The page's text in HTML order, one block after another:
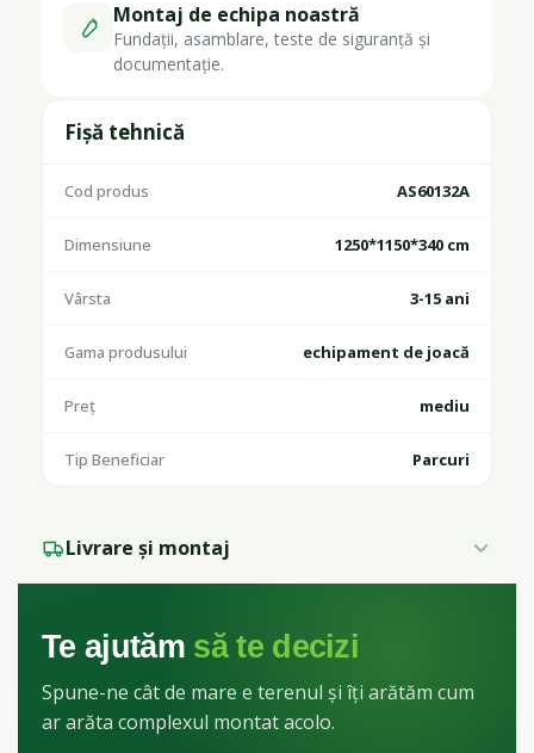
Montaj de echipa noastră
Fundații, asamblare, teste de siguranță și
documentație.
Fișă tehnică
Cod produs AS60132A
Dimensiune 1250*1150*340 cm
Vârsta 3-15 ani
Gama produsului echipament de joacă
Preț mediu
Tip Beneficiar Parcuri
Livrare și montaj
Te ajutăm să te decizi
Spune-ne cât de mare e terenul și îți arătăm cum
ar arăta complexul montat acolo.